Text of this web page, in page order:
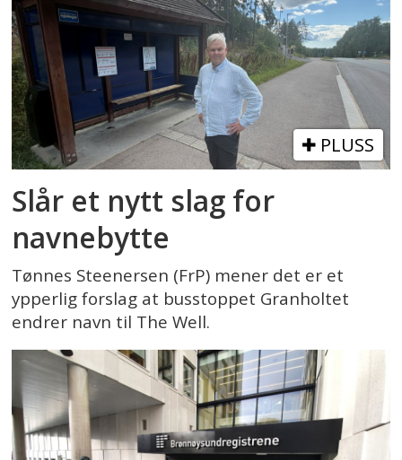
PLUSS
Slår et nytt slag for
navnebytte
Tønnes Steenersen (FrP) mener det er et
ypperlig forslag at busstoppet Granholtet
endrer navn til The Well.